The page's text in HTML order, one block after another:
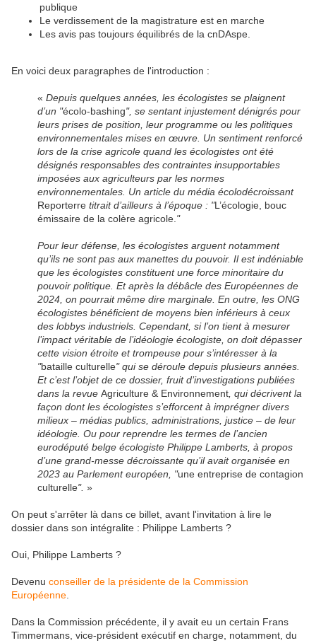
publique
Le verdissement de la magistrature est en marche
Les avis pas toujours équilibrés de la cnDAspe.
En voici deux paragraphes de l'introduction :
«Depuis quelques années, les écologistes se plaignent
d’un "écolo-bashing", se sentant injustement dénigrés pour
leurs prises de position, leur programme ou les politiques
environnementales mises en œuvre. Un sentiment renforcé
lors de la crise agricole quand les écologistes ont été
désignés responsables des contraintes insupportables
imposées aux agriculteurs par les normes
environnementales. Un article du média écolodécroissant
Reporterre titrait d’ailleurs à l’époque : "L’écologie, bouc
émissaire de la colère agricole. "
Pour leur défense, les écologistes arguent notamment
qu’ils ne sont pas aux manettes du pouvoir. Il est indéniable
que les écologistes constituent une force minoritaire du
pouvoir politique. Et après la débâcle des Européennes de
2024, on pourrait même dire marginale. En outre, les ONG
écologistes bénéficient de moyens bien inférieurs à ceux
des lobbys industriels. Cependant, si l’on tient à mesurer
l’impact véritable de l’idéologie écologiste, on doit dépasser
cette vision étroite et trompeuse pour s’intéresser à la
"bataille culturelle" qui se déroule depuis plusieurs années.
Et c’est l’objet de ce dossier, fruit d’investigations publiées
dans la revueAgriculture & Environnement , qui décrivent la
façon dont les écologistes s’efforcent à imprégner divers
milieux – médias publics, administrations, justice – de leur
idéologie. Ou pour reprendre les termes de l’ancien
eurodéputé belge écologiste Philippe Lamberts, à propos
d’une grand-messe décroissante qu’il avait organisée en
2023 au Parlement européen, "une entreprise de contagion
culturelle".»
On peut s'arrêter là dans ce billet, avant l'invitation à lire le
dossier dans son intégralite : Philippe Lamberts ?
Oui, Philippe Lamberts ?
Devenu conseiller de la présidente de la Commission
Européenne
Dans la Commission précédente, il y avait eu un certain Frans
Timmermans, vice-président exécutif en charge, notamment, du